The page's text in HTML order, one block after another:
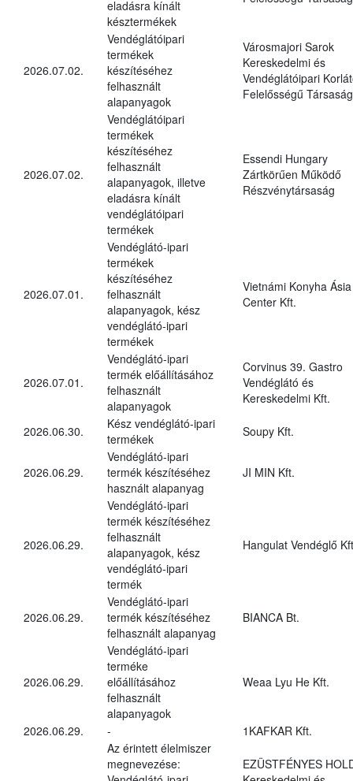
eladásra kínált
késztermékek
2026.07.02.
Vendéglátóipari
termékek
készítéséhez
felhasznált
alapanyagok
Városmajori Sarok
Kereskedelmi és
Vendéglátóipari
Felelősségű Társaság
2026.07.02.
Vendéglátóipari
termékek
készítéséhez
felhasznált
alapanyagok, illetve
eladásra kínált
vendéglátóipari
termékek
Essendi Hungary
Zártkörűen Működő
Részvénytársaság
2026.07.01.
Vendéglátó-ipari
termékek
készítéséhez
felhasznált
alapanyagok, kész
vendéglátó-ipari
termékek
Vietnámi Konyha Ásia
Center Kft.
2026.07.01.
Vendéglátó-ipari
termék előállításához
felhasznált
alapanyagok
Corvinus 39. Gastro
Vendéglátó és
Kereskedelmi Kft.
2026.06.30.
Kész vendéglátó-ipari
termékek
Soupy Kft.
2026.06.29.
Vendéglátó-ipari
termék készítéséhez
használt alapanyag
JI MIN Kft.
2026.06.29.
Vendéglátó-ipari
termék készítéséhez
felhasznált
alapanyagok, kész
vendéglátó-ipari
termék
Hangulat Vendéglő
2026.06.29.
Vendéglátó-ipari
termék készítéséhez
felhasznált alapanyag
BIANCA Bt.
2026.06.29.
Vendéglátó-ipari
terméke
előállításához
felhasznált
alapanyagok
Weaa Lyu He Kft.
2026.06.29. - 1KAFKAR Kft.
Az érintett élelmiszer
megnevezése:
EZÜSTFÉNYES